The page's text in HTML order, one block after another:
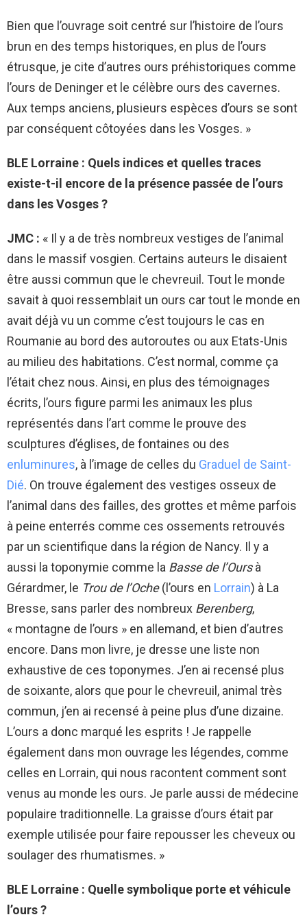
Bien que l’ouvrage soit centré sur l’histoire de l’ours
brun en des temps historiques, en plus de l’ours
étrusque, je cite d’autres ours préhistoriques comme
l’ours de Deninger et le célèbre ours des cavernes.
Aux temps anciens, plusieurs espèces d’ours se sont
par conséquent côtoyées dans les Vosges. »
BLE Lorraine : Quels indices et quelles traces
existe-t-il encore de la présence passée de l’ours
dans les Vosges ?
JMC : « Il y a de très nombreux vestiges de l’animal
dans le massif vosgien. Certains auteurs le disaient
être aussi commun que le chevreuil. Tout le monde
savait à quoi ressemblait un ours car tout le monde en
avait déjà vu un comme c’est toujours le cas en
Roumanie au bord des autoroutes ou aux Etats-Unis
au milieu des habitations. C’est normal, comme ça
l’était chez nous. Ainsi, en plus des témoignages
écrits, l’ours figure parmi les animaux les plus
représentés dans l’art comme le prouve des
sculptures d’églises, de fontaines ou des
enluminures, à l’image de celles du Graduel de Saint-
Dié. On trouve également des vestiges osseux de
l’animal dans des failles, des grottes et même parfois
à peine enterrés comme ces ossements retrouvés
par un scientifique dans la région de Nancy. Il y a
aussi la toponymie comme la Basse de l’Oursà
Gérardmer, le Trou de l’Oche(l’ours en Lorrain) à La
Bresse, sans parler des nombreux Berenberg,
« montagne de l’ours » en allemand, et bien d’autres
encore. Dans mon livre, je dresse une liste non
exhaustive de ces toponymes. J’en ai recensé plus
de soixante, alors que pour le chevreuil, animal très
commun, j’en ai recensé à peine plus d’une dizaine.
L’ours a donc marqué les esprits ! Je rappelle
également dans mon ouvrage les légendes, comme
celles en Lorrain, qui nous racontent comment sont
venus au monde les ours. Je parle aussi de médecine
populaire traditionnelle. La graisse d’ours était par
exemple utilisée pour faire repousser les cheveux ou
soulager des rhumatismes. »
BLE Lorraine : Quelle symbolique porte et véhicule
l’ours ?